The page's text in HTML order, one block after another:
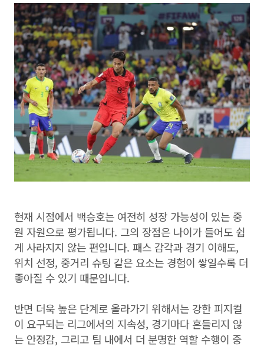
현재 시점에서 백승호는 여전히 성장 가능성이 있는 중
원 자원으로 평가됩니다. 그의 장점은 나이가 들어도 쉽
게 사라지지 않는 편입니다. 패스 감각과 경기 이해도,
위치 선정, 중거리 슈팅 같은 요소는 경험이 쌓일수록 더
좋아질 수 있기 때문입니다.
반면 더욱 높은 단계로 올라가기 위해서는 강한 피지컬
이 요구되는 리그에서의 지속성, 경기마다 흔들리지 않
는 안정감, 그리고 팀 내에서 더 분명한 역할 수행이 중